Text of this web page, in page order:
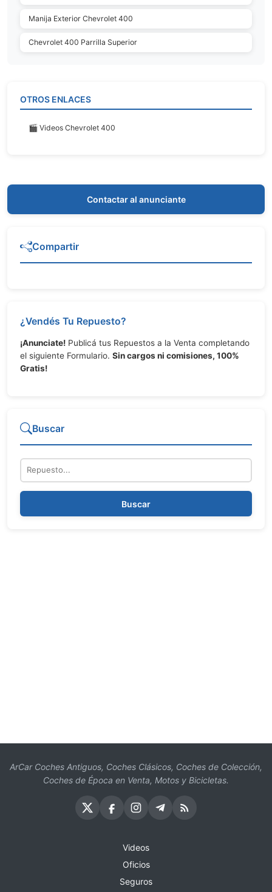
Manija Exterior Chevrolet 400
Chevrolet 400 Parrilla Superior
OTROS ENLACES
🎬 Videos Chevrolet 400
Contactar al anunciante
Compartir
¿Vendés Tu Repuesto?
¡Anunciate! Publicá tus Repuestos a la Venta completando
el siguiente Formulario. Sin cargos ni comisiones, 100%
Gratis!
Buscar
Repuesto
Buscar
ArCar Coches Antiguos, Coches Clásicos, Coches de Colección,
Coches de Época en Venta, Motos y Bicicletas.
Videos
Oficios
Seguros